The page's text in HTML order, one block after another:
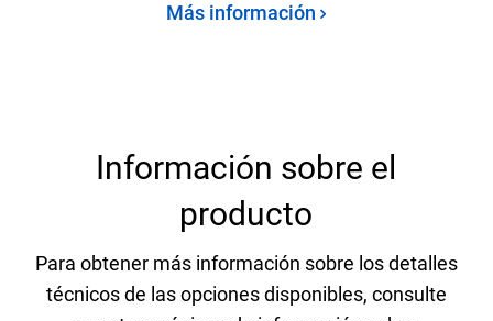
Más información
Información sobre el
producto
Para obtener más información sobre los detalles
técnicos de las opciones disponibles, consulte